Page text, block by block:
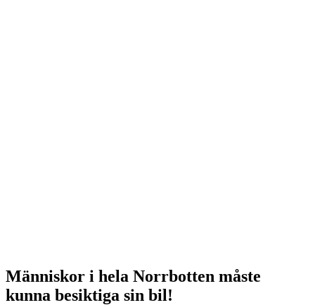
Människor i hela Norrbotten måste
kunna besiktiga sin bil!